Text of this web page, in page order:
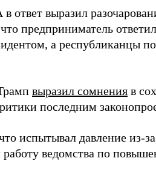
ответ выразил
предприниматель
а республиканцы
выразил сомнения в
последним
испытывал давление из-
работу ведомства по